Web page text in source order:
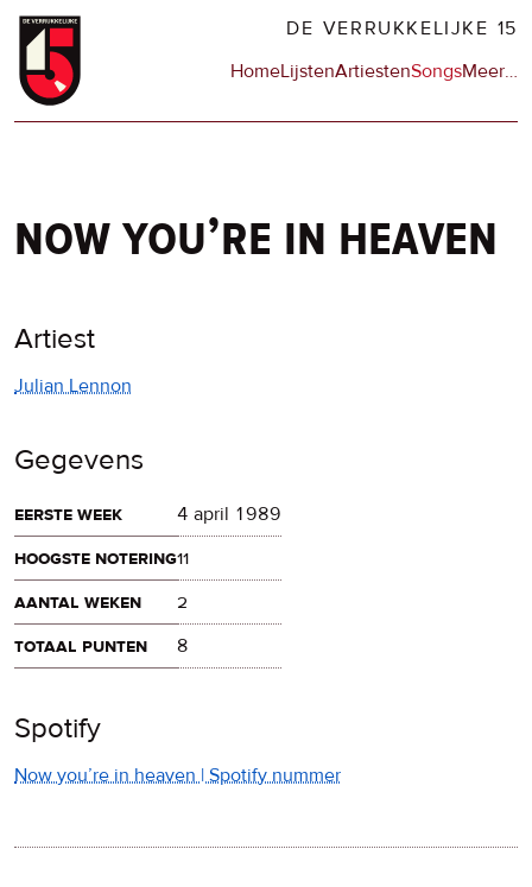
Overslaan
naar
DE VERRUKKELIJKE 15
Hoofdnavigatie
HomeLijstenArtiestenSongsMeerop
…
now you’re in heaven
Artiest
Julian Lennon
Gegevens
eerste week
4 april 1989
hoogste notering11
aantal weken
2
totaal punten
8
Spotify
Now you’re in heaven | Spotify nummer